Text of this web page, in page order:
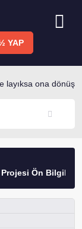
YAP
layıksa ona
Ön